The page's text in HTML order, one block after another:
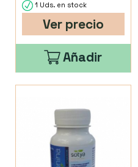
1 Uds. en stock
Ver precio
Añadir